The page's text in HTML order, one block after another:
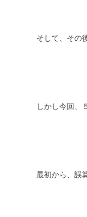
そして、その
しかし今回、
最初から、誤